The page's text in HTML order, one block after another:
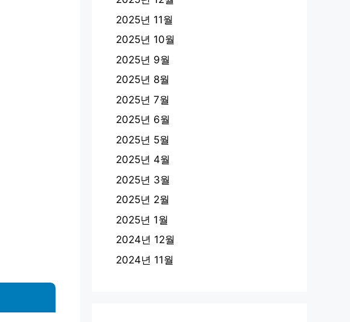
2025년 11월
2025년 10월
2025년 9월
2025년 8월
2025년 7월
2025년 6월
2025년 5월
2025년 4월
2025년 3월
2025년 2월
2025년 1월
2024년 12월
2024년 11월